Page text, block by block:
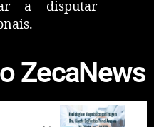
a disputar
ZecaNews